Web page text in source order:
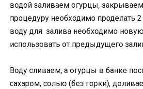
водой заливаем огурцы,
процедуру необходимо проделать
воду для залива необходимо
использовать от предыдущего
Воду сливаем, а огурцы в банке
сахаром, солью (без горки),